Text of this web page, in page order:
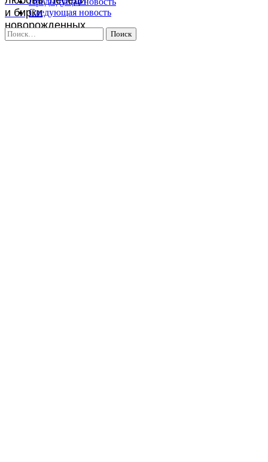
и бирки
новорожденных
Следующая новость
Найти: